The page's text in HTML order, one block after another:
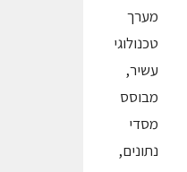
מערך
טכנולוגי
עשיר,
מבוסס
מסדי
נתונים,